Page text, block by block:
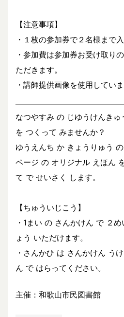
【注意事項】
・１枚の参加券で２名様まで
・参加費は参加券お受け取り
ただきます。
・講師提供画像を使用していま
なつやすみ の じゆうけんき
を つくって みませんか？
ゆうえんち か きょうりゅう
ページ の オリジナル えほん
て で せいさく します。
【ちゅういじこう】
・1まい の さんかけん で ２
ょう いただけます。
・さんかひ は さんかけん う
ん で はらってください。
主催：和歌山市民図書館